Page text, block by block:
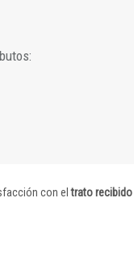
con eltrato recibido